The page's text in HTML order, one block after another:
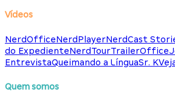
Vídeos
NerdOfficeNerdPlayerNerdCast
do ExpedienteNerdTourTrailerOffice
EntrevistaQueimando a LínguaSr. K
Quem somos